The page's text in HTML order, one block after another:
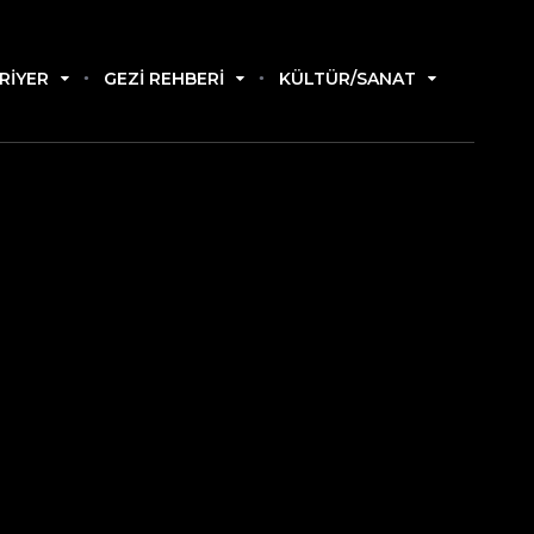
GEZI REHBERI KÜLTÜR/SANAT